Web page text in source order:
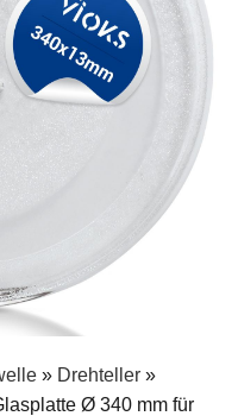
» Drehteller »
Ø 340 mm für